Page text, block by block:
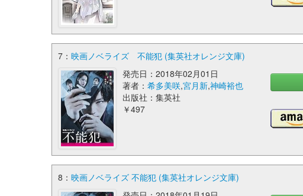
7： 映画ノベライズ 不能犯 (集英社オレンジ文庫)
発売日：2018年02月01日
著者： 希多美咲,宮月新,神崎裕也
出版社：集英社
￥497
8： 映画ノベライズ 不能犯 (集英社オレンジ文庫)